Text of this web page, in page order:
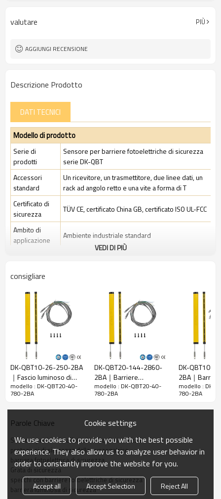
Spina di interfaccia Dotato di connettore M8
valutare PIÙ
AGGIUNGI RECENSIONE
Descrizione Prodotto
DATI TECNICI
Modello di prodotto
Serie di
prodotti
Sensore per barriere fotoelettriche di sicurezza
serie DK-QBT
Accessori
standard
Un ricevitore, un trasmettitore, due linee dati, un
rack ad angolo retto e una vite a forma di T
Certificato di
sicurezza
TÜV CE, certificato China GB, certificato ISO UL-FCC
Ambito di
applicazione
Ambiente industriale standard
Spazio tra i
Rileva la
precisione
28 mm
Quantità di
travi
Raggio
d'azione
780 mm
Taglia del
prodotto
15mm*30mm*L, L è la lunghezza dell'emettitore e
del ricevitore.
Distanza di
rilevamento
30-3000mm
risposta
≤15 ms
Dati meccanici
Materiale
dell'alloggiamentoMetallo
VEDI DI PIÙ
consigliare
DK-QBT10-26-250-2BA
｜Fascio luminoso di
sicurezza｜DADISICK
modello : DK-QBT20-40-
780-2BA
DK-QBT20-144-2860-
2BA｜Barriere
fotoelettriche di
sicurezza presso
modello : DK-QBT20-40-
780-2BA
DK-QBT10-
2BA｜
fotoelettrica
｜DADISICK
modello : DK-
780-2BA
Parole Chiave
Sensore per barriera fotoelettrica di sicurezza
protezioni di sicurezza della punzonatrice
barriera fotoelettrica di sicurezza
Grata di sicurezza
specchi con barriere fotoelettriche di sicurezza
barriera luminosa di sicurezza
Cookie settings
We use cookies to provide you with the best possible
experience. They also allow us to analyze user behavior in
order to constantly improve the website for you.
Accept all Accept Selection Reject All